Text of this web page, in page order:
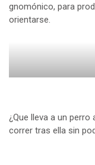
gnomónico, para
orientarse.
¿Que lleva a un
correr tras ella sin